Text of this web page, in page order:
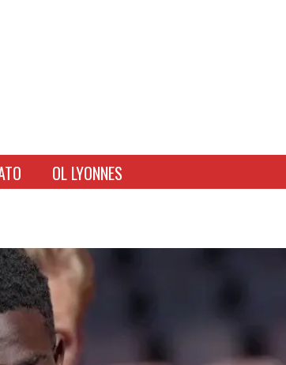
OL LYONNES